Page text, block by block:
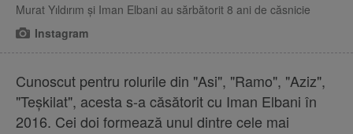
Murat Yıldırım și Iman Elbani au sărbătorit 8 ani de căsnicie
Instagram
Cunoscut pentru rolurile din "Asi", "Ramo", "Aziz",
"Teşkilat", acesta s-a căsătorit cu Iman Elbani în
2016. Cei doi formează unul dintre cele mai